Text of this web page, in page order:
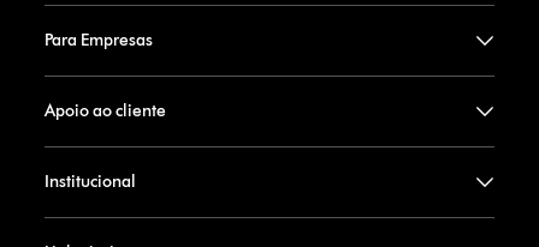
Para Empresas
Apoio ao cliente
Institucional